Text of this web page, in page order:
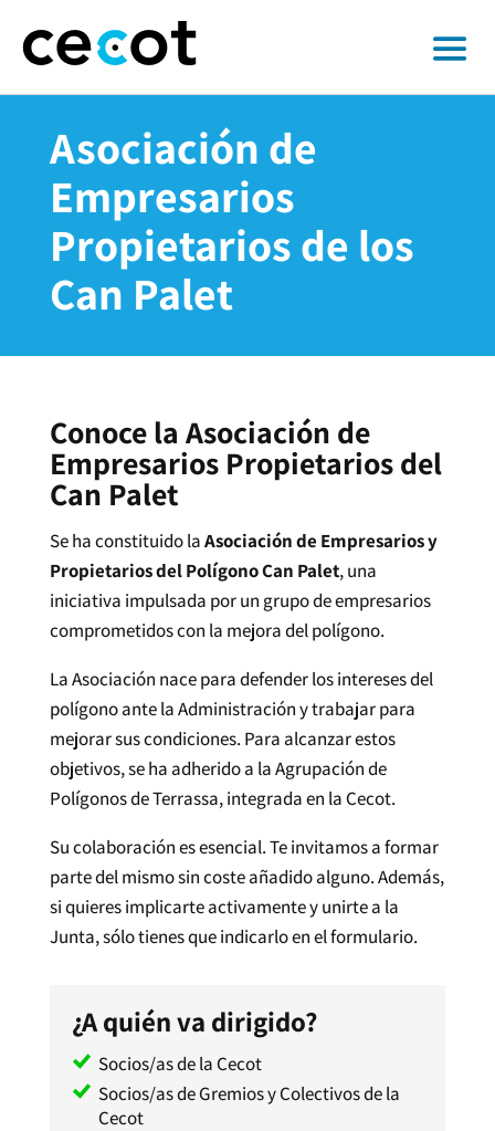
Asociación de
Empresarios
Propietarios de los
Can Palet
Conoce la Asociación de
Empresarios Propietarios del
Can Palet
Se ha constituido laAsociación de Empresarios y
Propietarios del Polígono Can Palet, una
iniciativa impulsada por un grupo de empresarios
comprometidos con la mejora del polígono.
La Asociación nace para defender los intereses del
polígono ante la Administración y trabajar para
mejorar sus condiciones. Para alcanzar estos
objetivos, se ha adherido a la Agrupación de
Polígonos de Terrassa, integrada en la Cecot.
Su colaboración es esencial.Te invitamos a formar
parte del mismo sin coste añadido alguno. Además,
si quieres implicarte activamente y unirte a la
Junta, sólo tienes que indicarlo en el formulario.
¿A quién va dirigido?
Socios/as de la Cecot
Socios/as de Gremios y Colectivos de la
Cecot